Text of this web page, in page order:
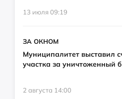
13 июля 09:19
ЗА ОКНОМ
Муниципалитет выставил
участка за уничтоженный
2 августа 14:00